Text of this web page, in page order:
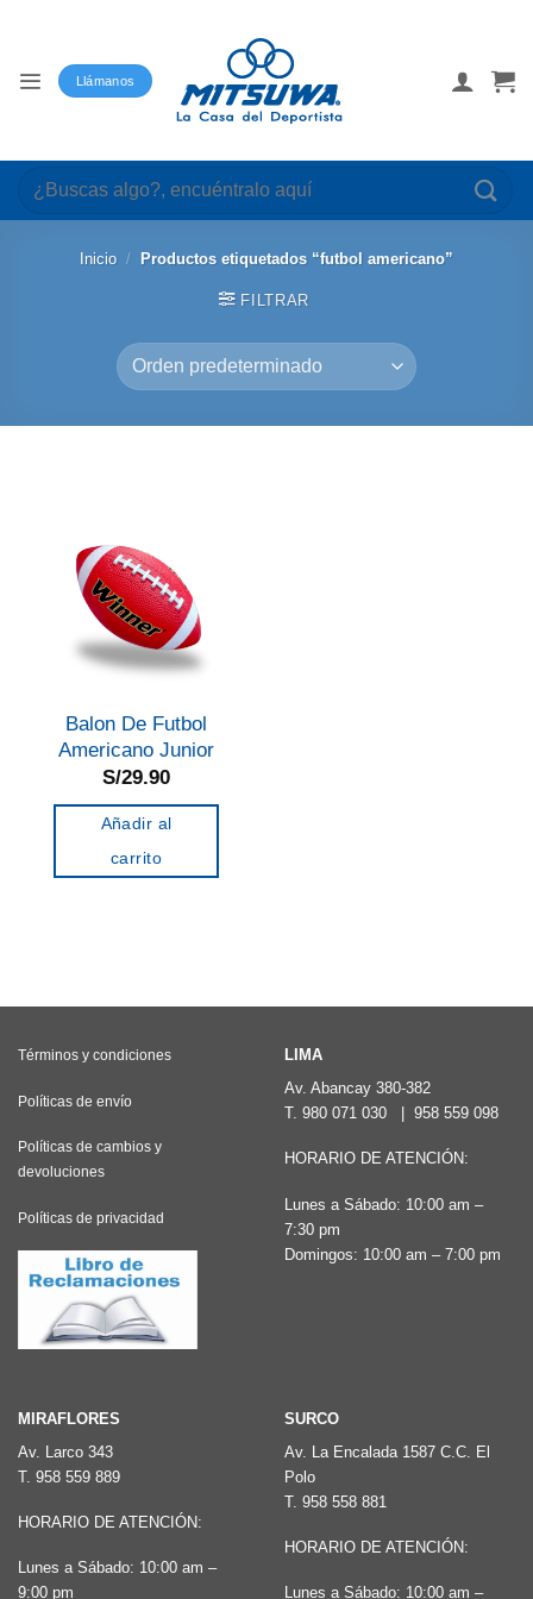
Llámanos
Buscar
por:
Inicio / Productos etiquetados “futbol americano”
FILTRAR
Balon De Futbol
Americano Junior
S/29.90
Añadir al
carrito
Términos y condiciones
Políticas de envío
Políticas de cambios y
devoluciones
Políticas de privacidad
LIMA
Av. Abancay 380-382
T. 980 071 030 958 559 098
HORARIO DE ATENCIÓN:
Lunes a Sábado: 10:00 am –
7:30 pm
Domingos: 10:00 am – 7:00 pm
MIRAFLORES
Av. Larco 343
T. 958 559 889
HORARIO DE ATENCIÓN:
Lunes a Sábado: 10:00 am –
9:00 pm
SURCO
Av. La Encalada 1587 C.C. El
Polo
T. 958 558 881
HORARIO DE ATENCIÓN:
Lunes a Sábado: 10:00 am –